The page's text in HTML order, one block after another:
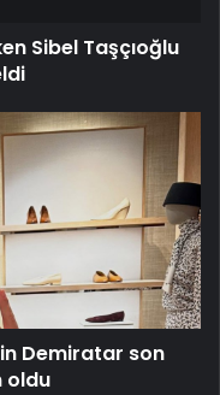
Sibel Taşçıoğlu
Demiratar son
oldu